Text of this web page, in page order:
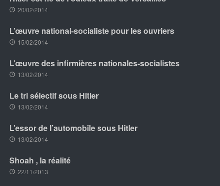
20/02/2014
L’œuvre national-socialiste pour les ouvriers
15/02/2014
L’œuvre des infirmières nationales-socialistes
13/02/2014
Le tri sélectif sous Hitler
13/02/2014
L’essor de l’automobile sous Hitler
13/02/2014
Shoah , la réalité
22/11/2013